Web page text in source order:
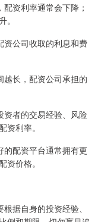
资利率通常会下降；
资公司收取的利息和费
越长，配资公司承担的
资者的交易经验、风险
利率。
的配资平台通常拥有更
价格。
据自身的投资经验、